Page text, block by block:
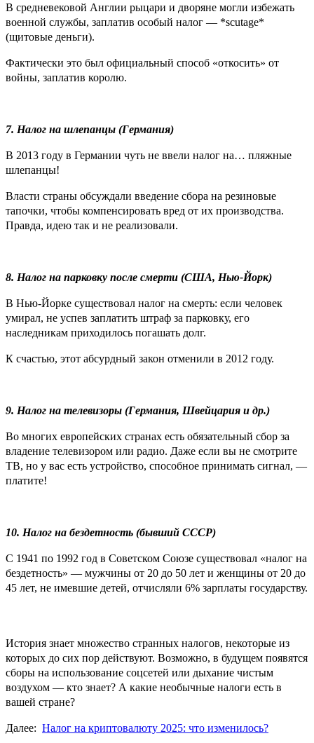
В средневековой Англии рыцари и дворяне могли избежать
военной службы, заплатив особый налог — *scutage*
(щитовые деньги).
Фактически это был официальный способ «откосить» от
войны, заплатив королю.
7. Налог на шлепанцы (Германия)
В 2013 году в Германии чуть не ввели налог на… пляжные
шлепанцы!
Власти страны обсуждали введение сбора на резиновые
тапочки, чтобы компенсировать вред от их производства.
Правда, идею так и не реализовали.
8. Налог на парковку после смерти (США, Нью-Йорк)
В Нью-Йорке существовал налог на смерть: если человек
умирал, не успев заплатить штраф за парковку, его
наследникам приходилось погашать долг.
К счастью, этот абсурдный закон отменили в 2012 году.
9. Налог на телевизоры (Германия, Швейцария и др.)
Во многих европейских странах есть обязательный сбор за
владение телевизором или радио. Даже если вы не смотрите
ТВ, но у вас есть устройство, способное принимать сигнал, —
платите!
10. Налог на бездетность (бывший СССР)
С 1941 по 1992 год в Советском Союзе существовал «налог на
бездетность» — мужчины от 20 до 50 лет и женщины от 20 до
45 лет, не имевшие детей, отчисляли 6% зарплаты государству.
История знает множество странных налогов, некоторые из
которых до сих пор действуют. Возможно, в будущем появятся
сборы на использование соцсетей или дыхание чистым
воздухом — кто знает? А какие необычные налоги есть в
вашей стране?
Далее: Налог на криптовалюту 2025: что изменилось?